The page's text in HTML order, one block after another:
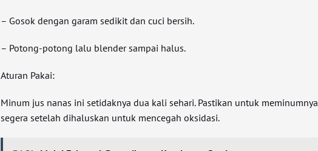
– Gosok dengan garam sedikit dan cuci bersih.
– Potong-potong lalu blender sampai halus.
Aturan Pakai:
Minum jus nanas ini setidaknya dua kali sehari. Pastikan untuk meminumnya
segera setelah dihaluskan untuk mencegah oksidasi.